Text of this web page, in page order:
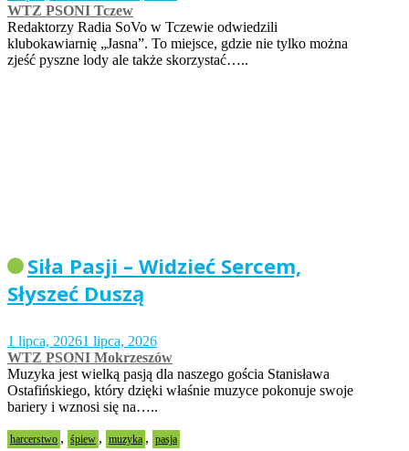
WTZ PSONI Tczew
Redaktorzy Radia SoVo w Tczewie odwiedzili
klubokawiarnię „Jasna”. To miejsce, gdzie nie tylko można
zjeść pyszne lody ale także skorzystać…..
Siła Pasji – Widzieć Sercem,
Słyszeć Duszą
1 lipca, 20261 lipca, 2026
WTZ PSONI Mokrzeszów
Muzyka jest wielką pasją dla naszego gościa Stanisława
Ostafińskiego, który dzięki właśnie muzyce pokonuje swoje
bariery i wznosi się na…..
harcerstwo , śpiew , muzyka , pasja